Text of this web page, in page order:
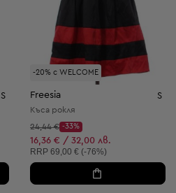
S
-20% с WELCOME
Freesia S
Къса рокля
Начална цена:
24,44 €
Discount Price:
-33%
Намалена цена:
16,36 € / 32,00 лв.
Препоръчителна цена:
RRP 69,00 € (-76%)